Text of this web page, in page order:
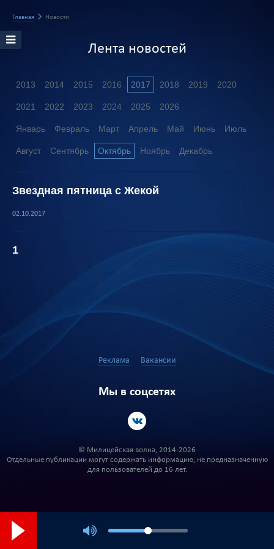
Главная Новости
Лента новостей
2013 2014 2015 2016 2017 2018 2019 2020
2021 2022 2023 2024 2025 2026
Январь Февраль Март Апрель Май Июнь Июль
Август Сентябрь Октябрь Ноябрь Декабрь
Звездная пятница с Жекой
02.10.2017
1
Реклама Вакансии
Мы в соцсетях
© Милицейская волна, 2014-2026
Отдельные публикации могут содержать информацию, не предназначенную
для пользователей до 16 лет.